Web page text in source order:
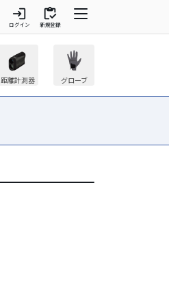
login
ログイン
inventory
新規登録
距離計測器 グローブ